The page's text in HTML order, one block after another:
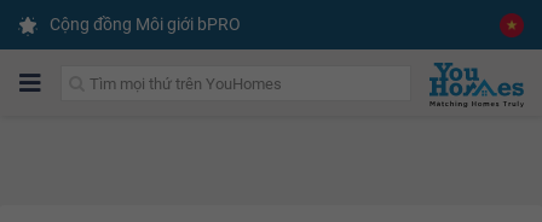
Cộng đồng Môi giới bPRO